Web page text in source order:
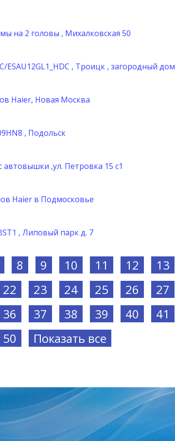
на 2 головы , Михалковская 50
ESAU12GL1_HDC , Троицк , загородный дом
Haier, Новая Москва
, Подольск
,ул. Петровка 15 с1
Haier в Подмосковье
, Липовый парк д. 7
8 9 10 11 12 13
22 23 24 25 26 27
36 37 38 39 40 41
50 Показать все